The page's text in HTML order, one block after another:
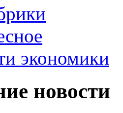
экономики
новости